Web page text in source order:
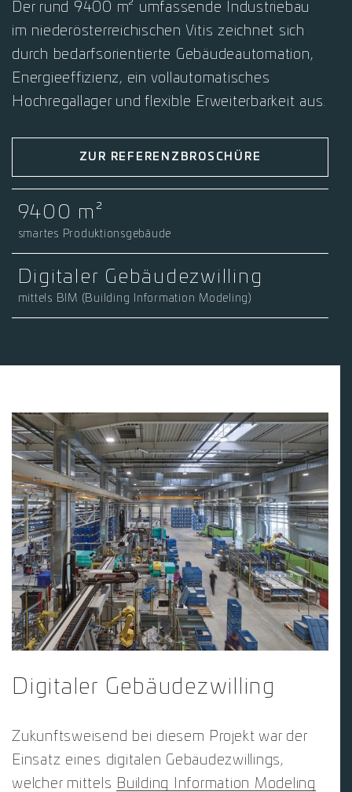
Der rund 9400 m² umfassende Industriebau
im niederösterreichischen Vitis zeichnet sich
durch bedarfsorientierte Gebäudeautomation,
Energieeffizienz, ein vollautomatisches
Hochregallager und flexible Erweiterbarkeit aus.
ZUR REFERENZBROSCHÜRE
9400 m²
smartes Produktionsgebäude
Digitaler Gebäudezwilling
mittels BIM (Building Information Modeling)
Digitaler Gebäudezwilling
Zukunftsweisend bei diesem Projekt war der
Einsatz eines digitalen Gebäudezwillings,
welcher mittels Building Information Modeling